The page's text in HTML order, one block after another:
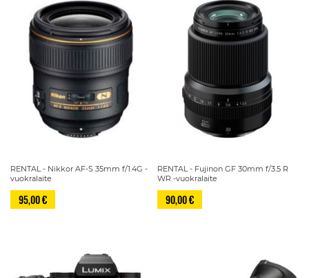
RENTAL - Nikkor AF-S 35mm f/1.4G -
vuokralaite
95,00 €
RENTAL - Fujinon GF 30mm f/3.5 R
WR -vuokralaite
90,00 €